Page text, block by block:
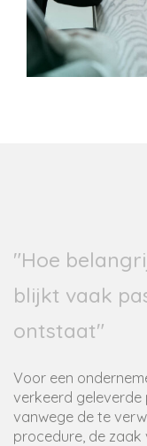
"Hoe
blijkt vaak
ontstaat"
Voor een
verkeerd geleverde
vanwege de te
procedure, de zaak